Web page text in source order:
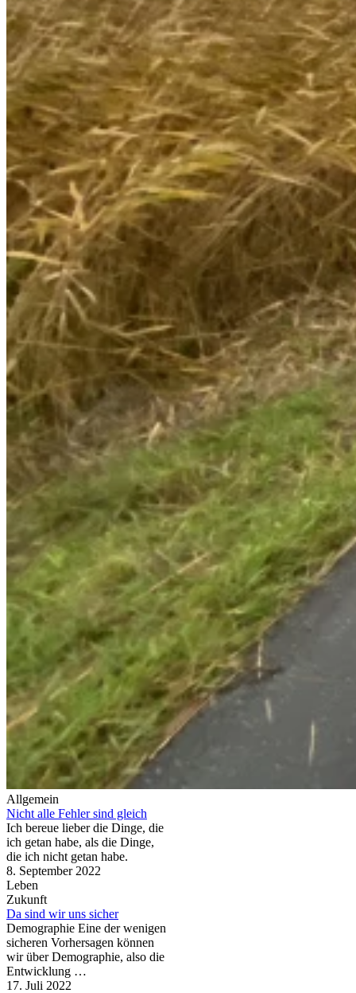
Allgemein
Nicht alle Fehler sind gleich
Ich bereue lieber die Dinge, die
ich getan habe, als die Dinge,
die ich nicht getan habe.
8. September 2022
Leben
Zukunft
Da sind wir uns sicher
Demographie Eine der wenigen
sicheren Vorhersagen können
wir über Demographie, also die
Entwicklung …
17. Juli 2022